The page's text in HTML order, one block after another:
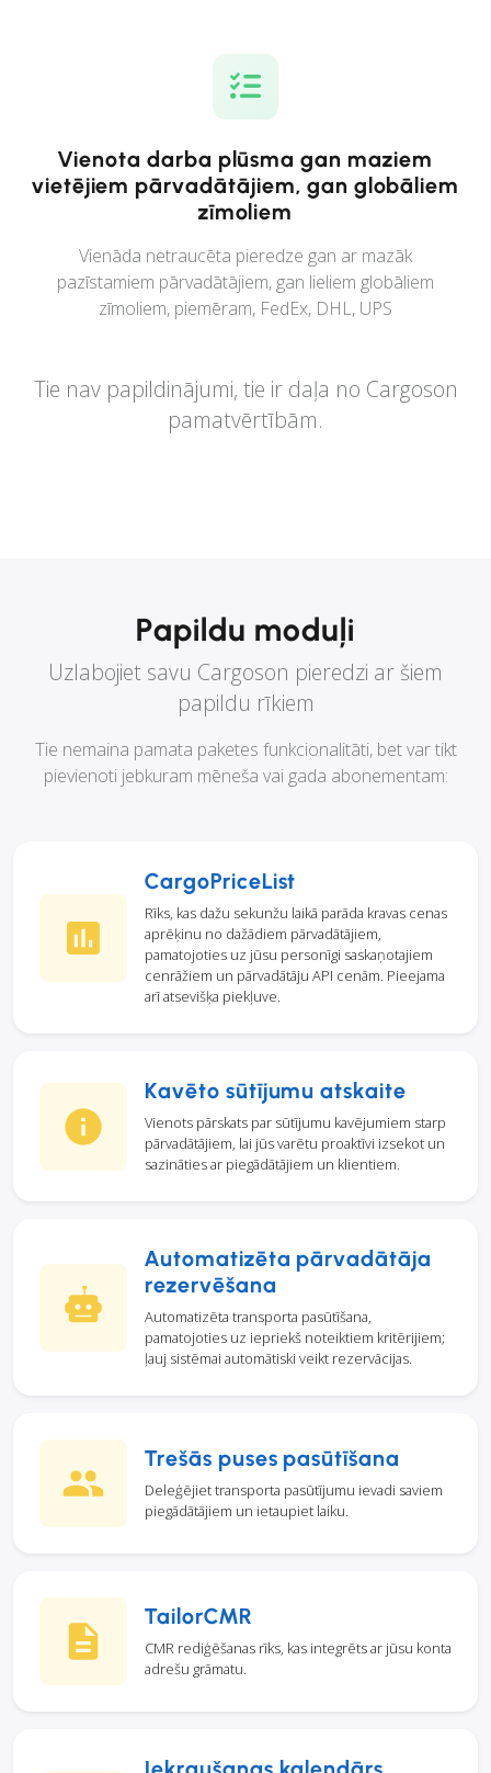
Vienota darba plūsma gan maziem
vietējiem pārvadātājiem, gan globāliem
zīmoliem
Vienāda netraucēta pieredze gan ar mazāk
pazīstamiem pārvadātājiem, gan lieliem globāliem
zīmoliem, piemēram, FedEx, DHL, UPS
Tie nav papildinājumi, tie ir daļa no Cargoson
pamatvērtībām.
Papildu moduļi
Uzlabojiet savu Cargoson pieredzi ar šiem
papildu rīkiem
Tie nemaina pamata paketes funkcionalitāti, bet var tikt
pievienoti jebkuram mēneša vai gada abonementam:
CargoPriceList
Rīks, kas dažu sekunžu laikā parāda kravas cenas
aprēķinu no dažādiem pārvadātājiem,
pamatojoties uz jūsu personīgi saskaņotajiem
cenrāžiem un pārvadātāju API cenām. Pieejama
arī atsevišķa piekļuve.
Kavēto sūtījumu atskaite
Vienots pārskats par sūtījumu kavējumiem starp
pārvadātājiem, lai jūs varētu proaktīvi izsekot un
sazināties ar piegādātājiem un klientiem.
Automatizēta pārvadātāja
rezervēšana
Automatizēta transporta pasūtīšana,
pamatojoties uz iepriekš noteiktiem kritērijiem;
ļauj sistēmai automātiski veikt rezervācijas.
Trešās puses pasūtīšana
Deleģējiet transporta pasūtījumu ievadi saviem
piegādātājiem un ietaupiet laiku.
TailorCMR
CMR rediģēšanas rīks, kas integrēts ar jūsu konta
adrešu grāmatu.